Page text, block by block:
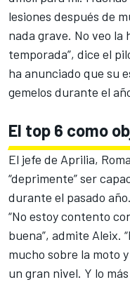
lesiones después de
nada grave. No veo la
temporada”, dice el
ha anunciado que su
gemelos durante el
El top 6 como
El jefe de Aprilia,
“deprimente” ser
durante el pasado año.
“No estoy contento
buena”, admite Aleix. “
mucho sobre la moto
un gran nivel. Y lo